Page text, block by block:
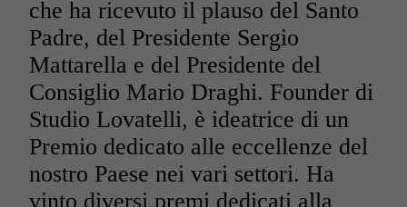
che ha ricevuto il plauso del Santo
Padre, del Presidente Sergio
Mattarella e del Presidente del
Consiglio Mario Draghi. Founder di
Studio Lovatelli, è ideatrice di un
Premio dedicato alle eccellenze del
nostro Paese nei vari settori. Ha
vinto diversi premi dedicati alla